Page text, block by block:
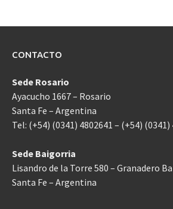
CONTACTO
Sede Rosario
Ayacucho 1667 – Rosario
Santa Fe – Argentina
Tel: (+54) (0341) 4802641 – (+54) (0341)
Sede Baigorria
Lisandro de la Torre 580 – Granadero
Santa Fe – Argentina